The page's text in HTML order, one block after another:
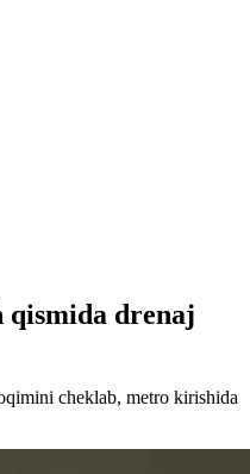
qismida drenaj
cheklab, metro kirishida